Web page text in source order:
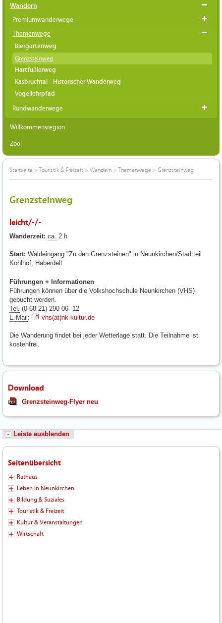
Wandern
Premiumwanderwege
Themenwege
Biergartenweg
Grenzsteinweg
Hartfüßlerweg
Kasbruchtal - Historischer Wanderweg
Vogellehrpfad
Rundwanderwege
Willkommensregion
Zoo
Startseite > Touristik & Freizeit > Wandern > Themenwege > Grenzsteinweg
Grenzsteinweg
leicht/-/-
Wanderzeit: ca. 2 h
Start: Waldeingang "Zu den Grenzsteinen" in Neunkirchen/Stadtteil
Kohlhof, Haberdell
Führungen + Informationen
Führungen können über die Volkshochschule Neunkirchen (VHS)
gebucht werden.
Tel. (0 68 21) 290 06 -12
E-Mail: vhs(at)nk-kultur.de
Die Wanderung findet bei jeder Wetterlage statt. Die Teilnahme ist
kostenfrei.
Download
Grenzsteinweg-Flyer neu
Leiste ausblenden
Seitenübersicht
Rathaus
Leben in Neunkirchen
Bildung & Soziales
Touristik & Freizeit
Kultur & Veranstaltungen
Wirtschaft